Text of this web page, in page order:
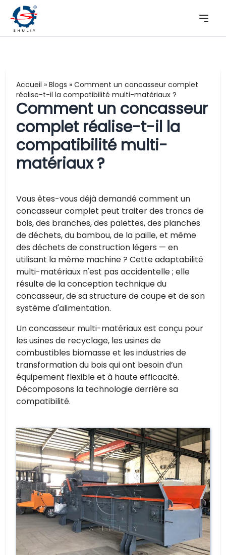
Accueil » Blogs » Comment un concasseur complet
réalise-t-il la compatibilité multi-matériaux ?
Comment un concasseur
complet réalise-t-il la
compatibilité multi-
matériaux ?
Vous êtes-vous déjà demandé comment un
concasseur complet peut traiter des troncs de
bois, des branches, des palettes, des planches
de déchets, du bambou, de la paille, et même
des déchets de construction légers — en
utilisant la même machine ? Cette adaptabilité
multi-matériaux n'est pas accidentelle ; elle
résulte de la conception technique du
concasseur, de sa structure de coupe et de son
système d'alimentation.
Un concasseur multi-matériaux est conçu pour
les usines de recyclage, les usines de
combustibles biomasse et les industries de
transformation du bois qui ont besoin d’un
équipement flexible et à haute efficacité.
Décomposons la technologie derrière sa
compatibilité.